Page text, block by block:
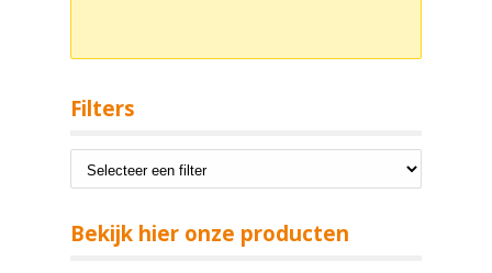
Filters
Bekijk hier onze producten